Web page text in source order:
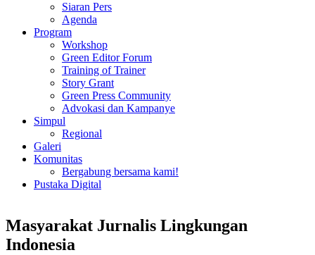
Siaran Pers
Agenda
Program
Workshop
Green Editor Forum
Training of Trainer
Story Grant
Green Press Community
Advokasi dan Kampanye
Simpul
Regional
Galeri
Komunitas
Bergabung bersama kami!
Pustaka Digital
Masyarakat Jurnalis Lingkungan
Indonesia